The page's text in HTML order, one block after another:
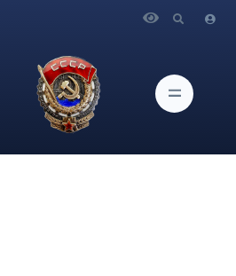
МИД России Антона Гришанова
американских переговоров